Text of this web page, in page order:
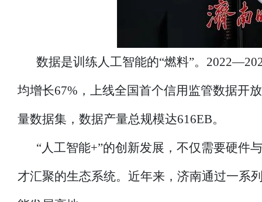
数据是训练人工智能的“燃料”。
均增长67%，上线全国首个信用监管数据开
量数据集，数据产量总规模达616EB。
“人工智能+”的创新发展，不仅需要硬件
才汇聚的生态系统。近年来，济南通过一系